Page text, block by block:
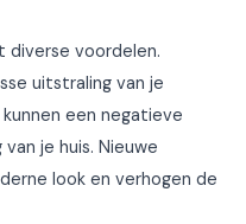
diverse voordelen.
uitstraling van je
een negatieve
je huis. Nieuwe
look en verhogen de